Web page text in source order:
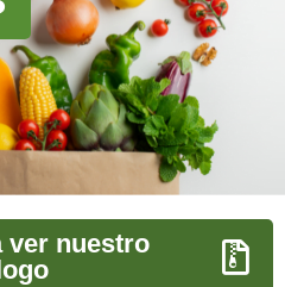
ver nuestro